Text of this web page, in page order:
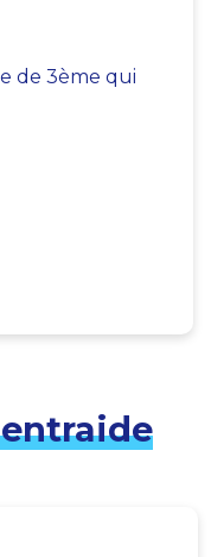
de 3ème qui